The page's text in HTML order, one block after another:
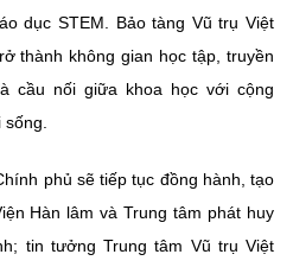
dục STEM. Bảo tàng Vũ trụ Việt
thành không gian học tập, truyền
cầu nối giữa khoa học với cộng
phủ sẽ tiếp tục đồng hành, tạo
Hàn lâm và Trung tâm phát huy
tin tưởng Trung tâm Vũ trụ Việt